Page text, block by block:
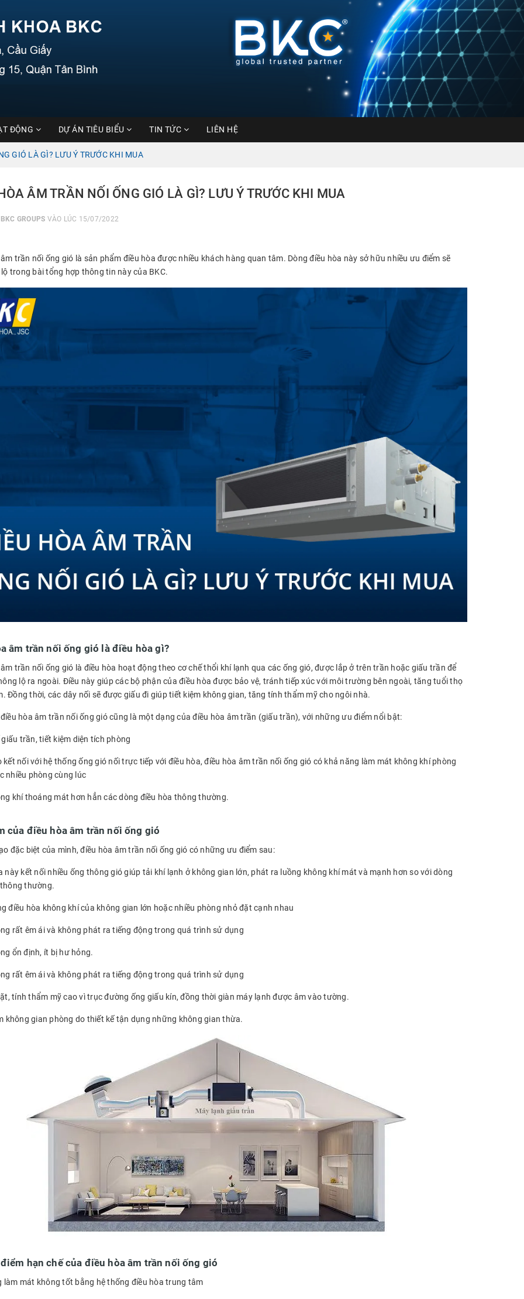
ĐỘNG DỰ ÁN TIÊU BIỂU TIN TỨC LIÊN HỆ
GIÓ LÀ GÌ? LƯU Ý TRƯỚC KHI MUA
ÂM TRẦN NỐI ỐNG GIÓ LÀ GÌ? LƯU Ý TRƯỚC KHI MUA
BKC GROUPS VÀO LÚC 15/07/2022
trần nối ống gió là sản phẩm điều hòa được nhiều khách hàng quan tâm. Dòng điều hòa này sở hữu nhiều ưu điểm sẽ
trong bài tổng hợp thông tin này của BKC.
âm trần nối ống gió là điều hòa gì?
trần nối ống gió là điều hòa hoạt động theo cơ chế thổi khí lạnh qua các ống gió, được lắp ở trên trần hoặc giấu trần để
lộ ra ngoài. Điều này giúp các bộ phận của điều hòa được bảo vệ, tránh tiếp xúc với môi trường bên ngoài, tăng tuổi thọ
Đồng thời, các dây nối sẽ được giấu đi giúp tiết kiệm không gian, tăng tính thẩm mỹ cho ngôi nhà.
điều hòa âm trần nối ống gió cũng là một dạng của điều hòa âm trần (giấu trần), với những ưu điểm nổi bật:
giấu trần, tiết kiệm diện tích phòng
kết nối với hệ thống ống gió nối trực tiếp với điều hòa, điều hòa âm trần nối ống gió có khả năng làm mát không khí phòng
nhiều phòng cùng lúc
khí thoáng mát hơn hẳn các dòng điều hòa thông thường.
của điều hòa âm trần nối ống gió
đặc biệt của mình, điều hòa âm trần nối ống gió có những ưu điểm sau:
này kết nối nhiều ống thông gió giúp tải khí lạnh ở không gian lớn, phát ra luồng không khí mát và mạnh hơn so với dòng
thường.
điều hòa không khí của không gian lớn hoặc nhiều phòng nhỏ đặt cạnh nhau
rất êm ái và không phát ra tiếng động trong quá trình sử dụng
ổn định, ít bị hư hỏng.
rất êm ái và không phát ra tiếng động trong quá trình sử dụng
tính thẩm mỹ cao vì trục đường ống giấu kín, đồng thời giàn máy lạnh được âm vào tường.
không gian phòng do thiết kế tận dụng những không gian thừa.
hạn chế của điều hòa âm trần nối ống gió
làm mát không tốt bằng hệ thống điều hòa trung tâm